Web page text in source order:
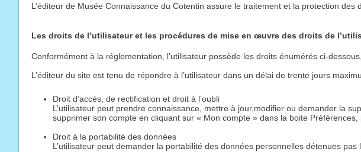
L’éditeur de Musée Connaissance du Cotentin assure le traitement et la protection
Les droits de l’utilisateur et les procédures de mise en œuvre des droits de
Conformément à la réglementation, l’utilisateur possède les droits énumérés ci-
L’éditeur du site est tenu de répondre à l’utilisateur dans un délai de trente jours
Droit d’accès, de rectification et droit à l’oubli
L’utilisateur peut prendre connaissance, mettre à jour,modifier ou demander la
supprimer son compte en cliquant sur « Mon compte » dans la boite
Droit à la portabilité des données
L’utilisateur peut demander la portabilité des données personnelles détenues